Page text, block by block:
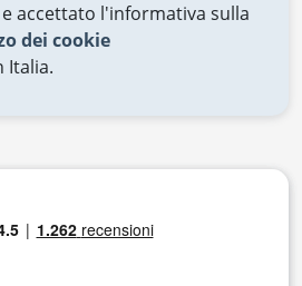
accettato l'informativa sulla
dei cookie
Italia.